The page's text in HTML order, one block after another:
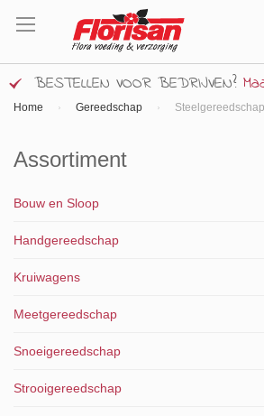
naar
inhoud
BESTELLEN VOOR BEDRIJVEN?
Home Gereedschap Steelgereedschap
Assortiment
Bouw en Sloop
Handgereedschap
Kruiwagens
Meetgereedschap
Snoeigereedschap
Strooigereedschap